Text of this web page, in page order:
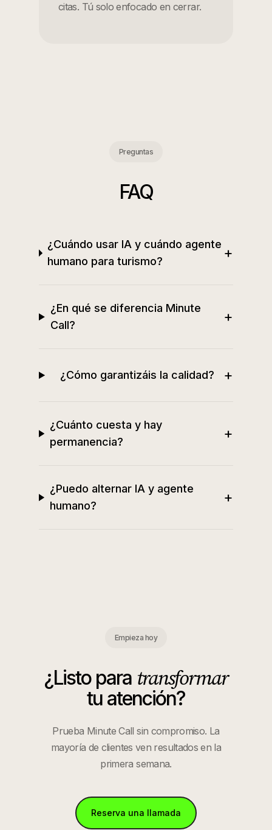
citas. Tú solo enfocado en cerrar.
Preguntas
FAQ
¿Cuándo usar IA y cuándo agente
humano para turismo?
+
¿En qué se diferencia Minute
Call?
+
¿Cómo garantizáis la calidad? +
¿Cuánto cuesta y hay
permanencia?
+
¿Puedo alternar IA y agente
humano?
+
Empieza hoy
¿Listo para transformar
tu atención?
Prueba Minute Call sin compromiso. La
mayoría de clientes ven resultados en la
primera semana.
Reserva una llamada